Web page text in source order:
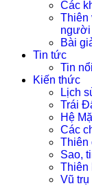
Các
Thiên
người
Bài
Tin tức
Tin
Kiến thức
Lịch
Trái
Hệ
Các
Thiên
Sao,
Thiên
Vũ trụ